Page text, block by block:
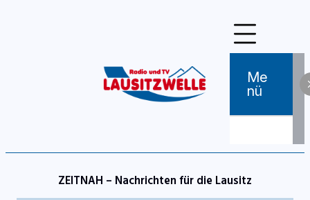
Me
Nü
ZEITNAH – Nachrichten für die Lausitz